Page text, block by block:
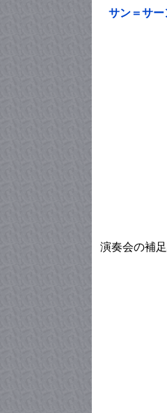
サン＝サ
演奏会の補